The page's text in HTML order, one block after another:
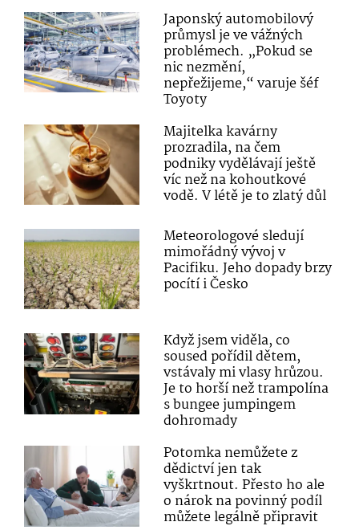
Japonský automobilový
průmysl je ve vážných
problémech. „Pokud se
nic nezmění,
nepřežijeme,“ varuje šéf
Toyoty
Majitelka kavárny
prozradila, na čem
podniky vydělávají ještě
víc než na kohoutkové
vodě. V létě je to zlatý důl
Meteorologové sledují
mimořádný vývoj v
Pacifiku. Jeho dopady brzy
pocítí i Česko
Když jsem viděla, co
soused pořídil dětem,
vstávaly mi vlasy hrůzou.
Je to horší než trampolína
s bungee jumpingem
dohromady
Potomka nemůžete z
dědictví jen tak
vyškrtnout. Přesto ho ale
o nárok na povinný podíl
můžete legálně připravit